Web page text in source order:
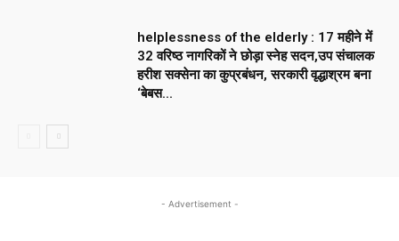
helplessness of the elderly : 17 महीने में
32 वरिष्ठ नागरिकों ने छोड़ा स्नेह सदन,उप संचालक
हरीश सक्सेना का कुप्रबंधन, सरकारी वृद्धाश्रम बना
‘बेबस...
- Advertisement -